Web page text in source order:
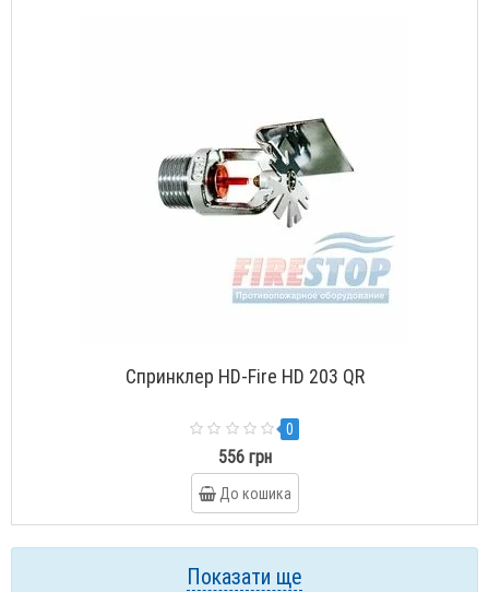
Спринклер HD-Fire HD 203 QR
0
556 грн
До кошика
Показати ще